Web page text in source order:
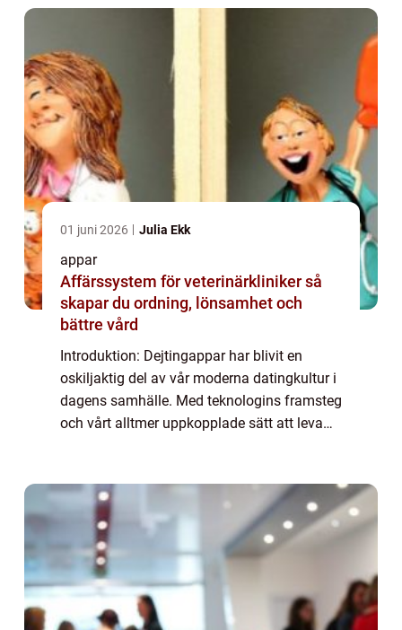
01 juni 2026 Julia Ekk
appar
Affärssystem för veterinärkliniker så
skapar du ordning, lönsamhet och
bättre vård
Introduktion: Dejtingappar har blivit en
oskiljaktig del av vår moderna datingkultur i
dagens samhälle. Med teknologins framsteg
och vårt alltmer uppkopplade sätt att leva